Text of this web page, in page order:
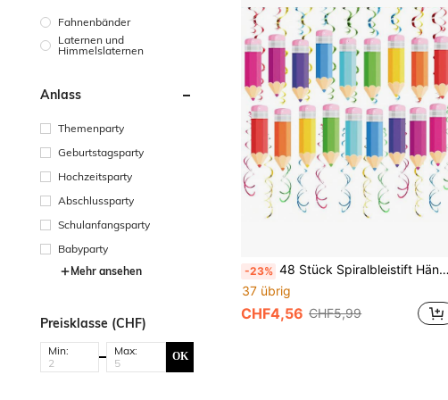
Fahnenbänder
Laternen und
Himmelslaternen
Anlass
Themenparty
Geburtstagsparty
Hochzeitsparty
Abschlussparty
Schulanfangsparty
Babyparty
Mehr ansehen
Preisklasse (CHF)
Min: Max: OK
-23% 48 Stück Spiralbleistift Hängedekoration für den Schulanfang, Klassenzimmer Dekoration für den Schulanfang Spiralbleistift, Willkommen Schulanfang Klassenzimmer Dekoration, Feiertags Dekoration, Party Dekoration, Fotografie Requisiten
37 übrig
CHF4,56 CHF5,99